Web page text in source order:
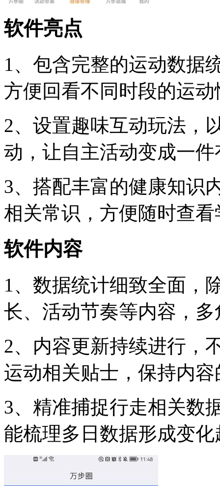
软件亮点
1、包含完整的运动数据
方便回看不同时段的运动
2、设置趣味互动玩法，
动，让自主活动变成一
3、搭配丰富的健康知识
相关常识，方便随时查
软件内容
1、数据统计细致全面，
长、活动节奏等内容，
2、内容更新持续进行，
运动相关贴士，保持内
3、精准捕捉行走相关数
能梳理多日数据形成变